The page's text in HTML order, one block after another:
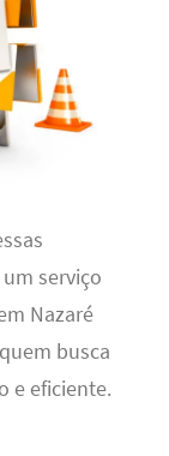
serviço
Nazaré
busca
e eficiente.